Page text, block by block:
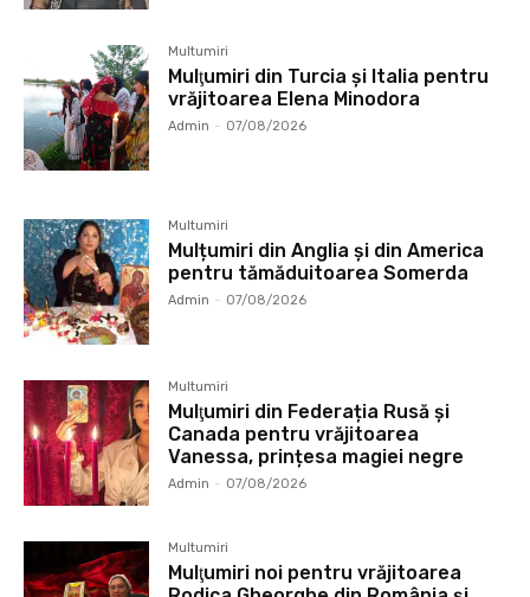
Multumiri
Mulţumiri din Turcia și Italia pentru
vrăjitoarea Elena Minodora
Admin - 07/08/2026
Multumiri
Mulțumiri din Anglia și din America
pentru tămăduitoarea Somerda
Admin - 07/08/2026
Multumiri
Mulţumiri din Federația Rusă și
Canada pentru vrăjitoarea
Vanessa, prințesa magiei negre
Admin - 07/08/2026
Multumiri
Mulţumiri noi pentru vrăjitoarea